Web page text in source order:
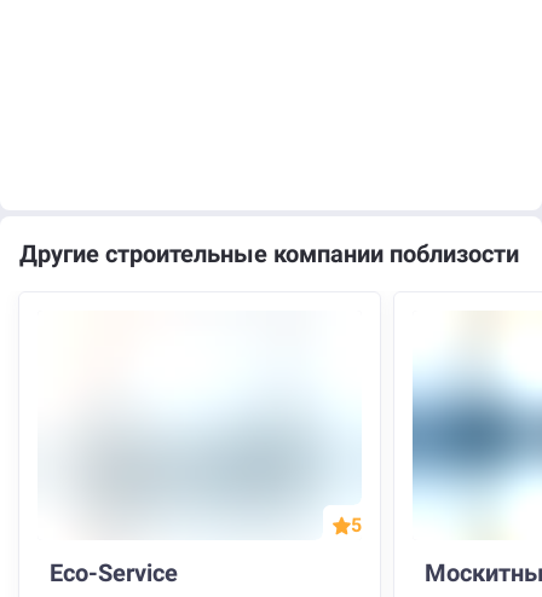
Другие строительные компании поблизости
5
Eco-Service